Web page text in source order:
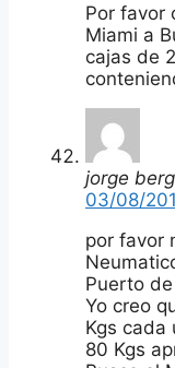
Por favor
Miami a
cajas de
jorge
03/08/
por favor
Puerto
Yo creo
Kgs cada
80 Kgs